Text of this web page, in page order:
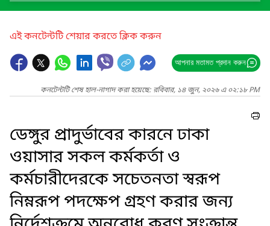
এই কনটেন্টটি শেয়ার করতে ক্লিক করুন
আপনার মতামত প্রদান করুন
কনটেন্টটি শেষ হাল-নাগাদ করা হয়েছে: রবিবার, ১৪ জুন, ২০২৬ এ ০২:১৮ PM
ডেঙ্গুর প্রাদুর্ভাবের কারনে ঢাকা
ওয়াসার সকল কর্মকর্তা ও
কর্মচারীদেরকে সচেতনতা স্বরূপ
নিম্নরূপ পদক্ষেপ গ্রহণ করার জন্য